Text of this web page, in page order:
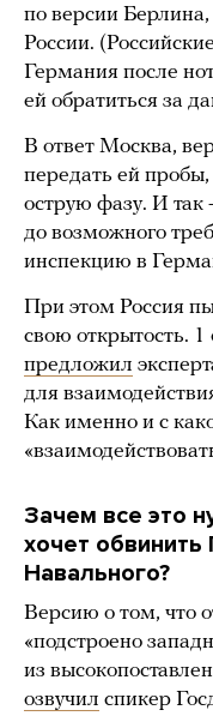
по версии Берлина,
России.
Германия после
ей обратиться за
В ответ Москва,
передать ей
острую фазу. И
до возможного
инспекцию в
При этом Россия
свою открытость.
предложил
для
Как именно и с
Зачем все это
хочет
Навального?
Версию о том, что
«подстроено
из
озвучил спикер